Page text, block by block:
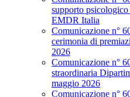
supporto
EMDR Italia
Comunicazione n°
cerimonia di
2026
Comunicazione n°
straordinaria
maggio 2026
Comunicazione n°